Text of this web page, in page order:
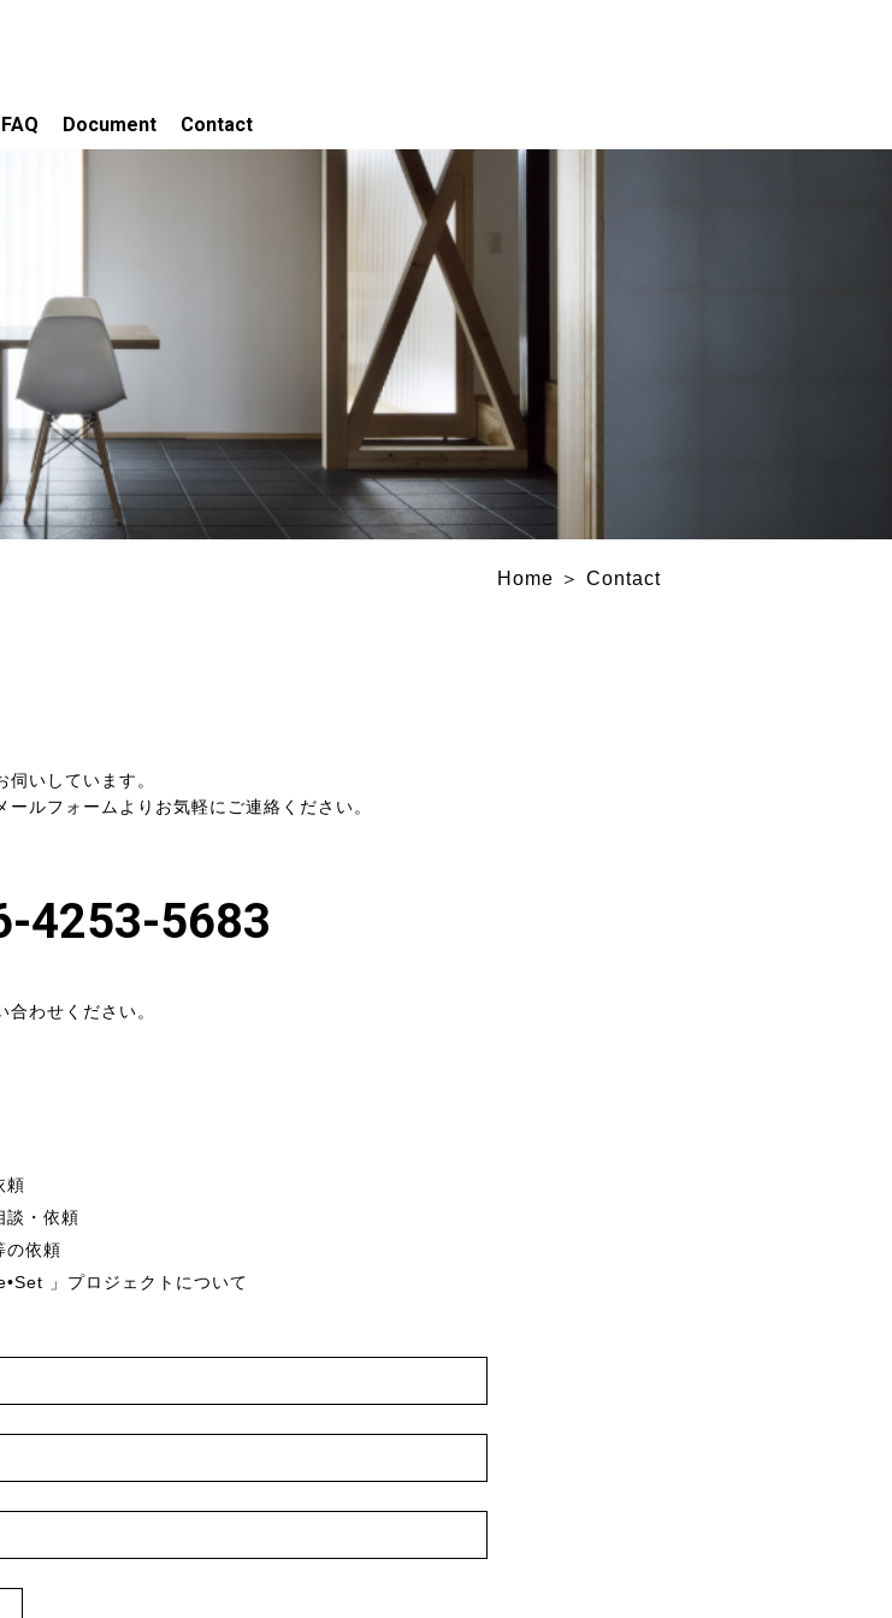
の大規模改修
受性を育成する
える
ル設計・運営
FAQ Document Contact
Home Contact
いしています。
ルフォームよりお気軽にご連絡ください。
4253-5683
わせください。
頼
談・依頼
の依頼
」プロジェクトについて